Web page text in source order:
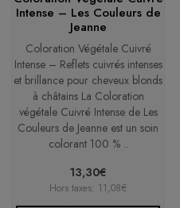
Intense – Les Couleurs de
Jeanne
Coloration Végétale Cuivré
Intense – Reflets cuivrés intenses
et brillance pour cheveux blonds
à châtains La Coloration
végétale Cuivré Intense de Les
Couleurs de Jeanne est un soin
colorant 100 % ..
13,30€
Hors taxes: 11,08€